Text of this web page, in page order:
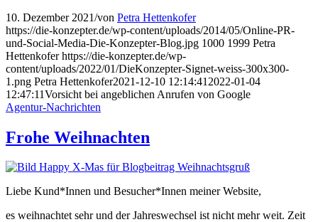
10. Dezember 2021/von Petra Hettenkofer
https://die-konzepter.de/wp-content/uploads/2014/05/Online-PR-
und-Social-Media-Die-Konzepter-Blog.jpg 1000 1999 Petra
Hettenkofer https://die-konzepter.de/wp-
content/uploads/2022/01/DieKonzepter-Signet-weiss-300x300-
1.png Petra Hettenkofer2021-12-10 12:14:41 2022-01-04
12:47:11Vorsicht bei angeb­lichen Anrufen von Google
Agentur-Nachrichten
Frohe Weihnachten
Liebe Kund*Innen und Besucher*Innen meiner Website,
es weihnachtet sehr und der Jahreswechsel ist nicht mehr weit. Zeit